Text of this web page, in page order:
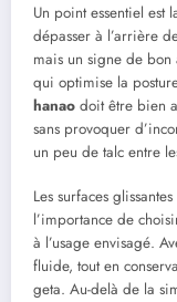
Un point essentiel
dépasser à l’arrière
mais un signe de bon
qui optimise la
hanao doit être bien
sans provoquer
un peu de talc entre
Les surfaces
l’importance de
à l’usage envisagé.
fluide, tout en
geta. Au-delà de la